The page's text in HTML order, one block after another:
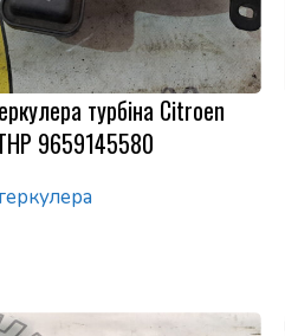
турбіна Citroen
9659145580